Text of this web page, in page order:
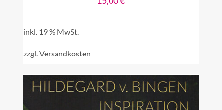
inkl. 19 % MwSt.
zzgl.Versandkosten